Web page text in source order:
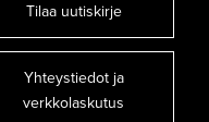
Tilaa uutiskirje
Yhteystiedot ja
verkkolaskutus